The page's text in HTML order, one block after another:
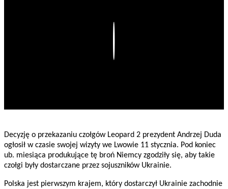
Decyzję o przekazaniu czołgów Leopard 2 prezydent Andrzej Duda
ogłosił w czasie swojej wizyty we Lwowie 11 stycznia. Pod koniec
ub. miesiąca produkujące tę broń Niemcy zgodziły się, aby takie
czołgi były dostarczane przez sojuszników Ukrainie.
Polska jest pierwszym krajem, który dostarczył Ukrainie zachodnie